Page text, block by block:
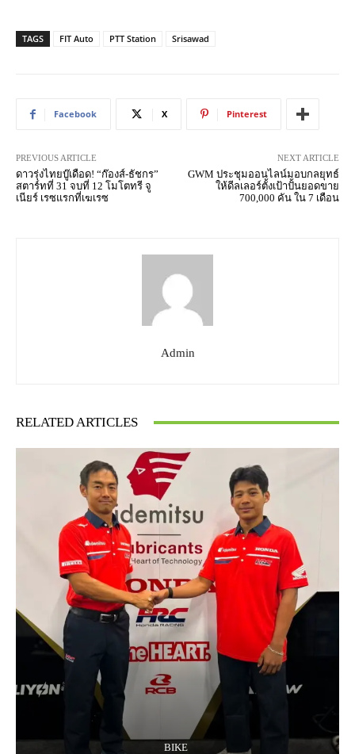
TAGS FIT Auto PTT Station Srisawad
Facebook X Pinterest
PREVIOUS ARTICLE
ดาวรุ่งไทยบู๊เดือด! “ก๊องส์-ธัชกร”
สตาร์ทที่ 31 จบที่ 12 โมโตทรี จู
เนียร์ เรซแรกที่เฆเรซ
NEXT ARTICLE
GWM ประชุมออนไลน์มอบกลยุทธ์
ให้ดีลเลอร์ตั้งเป้าปั้นยอดขาย
700,000 คัน ใน 7 เดือน
Admin
RELATED ARTICLES
BIKE